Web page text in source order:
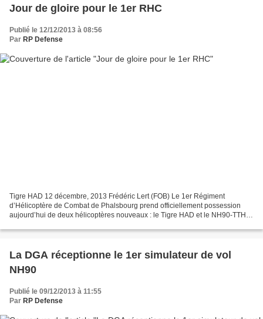
Jour de gloire pour le 1er RHC
Publié le 12/12/2013 à 08:56
Par RP Defense
Tigre HAD 12 décembre, 2013 Frédéric Lert (FOB) Le 1er Régiment
d’Hélicoptère de Combat de Phalsbourg prend officiellement possession
aujourd’hui de deux hélicoptères nouveaux : le Tigre HAD et le NH90-TTH «
La DGA réceptionne le 1er simulateur de vol
NH90
Publié le 09/12/2013 à 11:55
Par RP Defense